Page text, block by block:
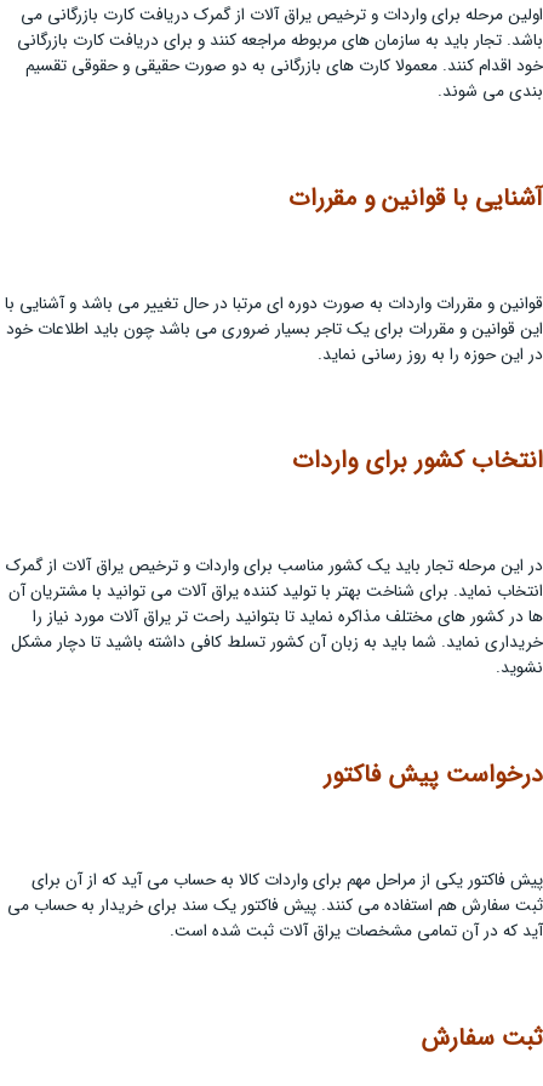
اولین مرحله برای واردات و ترخیص یراق آلات از گمرک دریافت کارت بازرگانی می
باشد. تجار باید به سازمان های مربوطه مراجعه کنند و برای دریافت کارت بازرگانی
خود اقدام کنند. معمولا کارت های بازرگانی به دو صورت حقیقی و حقوقی تقسیم
بندی می شوند.
آشنایی با قوانین و مقررات
قوانین و مقررات واردات به صورت دوره ای مرتبا در حال تغییر می باشد و آشنایی با
این قوانین و مقررات برای یک تاجر بسیار ضروری می باشد چون باید اطلاعات خود
در این حوزه را به روز رسانی نماید.
انتخاب کشور برای واردات
در این مرحله تجار باید یک کشور مناسب برای واردات و ترخیص یراق آلات از گمرک
انتخاب نماید. برای شناخت بهتر با تولید کننده یراق آلات می توانید با مشتریان آن
ها در کشور های مختلف مذاکره نماید تا بتوانید راحت تر یراق آلات مورد نیاز را
خریداری نماید. شما باید به زبان آن کشور تسلط کافی داشته باشید تا دچار مشکل
نشوید.
درخواست پیش فاکتور
پیش فاکتور یکی از مراحل مهم برای واردات کالا به حساب می آید که از آن برای
ثبت سفارش هم استفاده می کنند. پیش فاکتور یک سند برای خریدار به حساب می
آید که در آن تمامی مشخصات یراق آلات ثبت شده است.
ثبت سفارش